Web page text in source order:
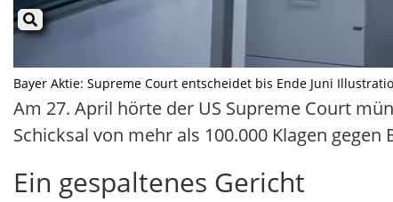
Bayer Aktie: Supreme Court entscheidet bis Ende Juni
Am 27. April hörte der US Supreme Court
Schicksal von mehr als 100.000 Klagen
Ein gespaltenes Gericht